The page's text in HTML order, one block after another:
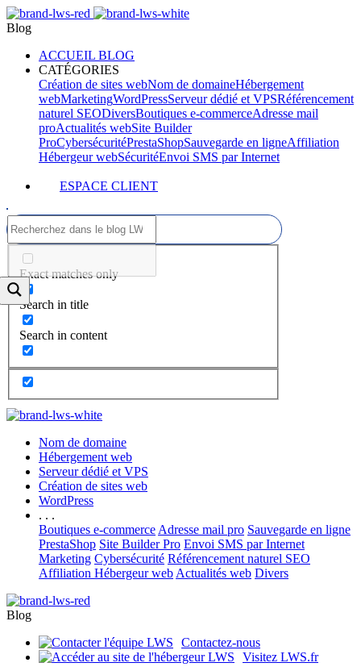
Blog
ACCUEIL BLOG
CATÉGORIES
Création de sites webNom de domaineHébergement
webMarketingWordPressServeur dédié et VPSRéférencement
naturel SEODiversBoutiques e-commerceAdresse mail
proActualités webSite Builder
ProCybersécuritéPrestaShopSauvegarde en ligneAffiliation
Hébergeur webSécuritéEnvoi SMS par Internet
ESPACE CLIENT
Exact matches only
Search in title
Search in content
Nom de domaine
Hébergement web
Serveur dédié et VPS
Création de sites web
WordPress
. . .
Boutiques e-commerce Adresse mail pro Sauvegarde en ligne
PrestaShop Site Builder Pro Envoi SMS par Internet
Marketing Cybersécurité Référencement naturel SEO
Affiliation Hébergeur web Actualités web Divers
Blog
Contactez-nous
Visitez LWS.fr